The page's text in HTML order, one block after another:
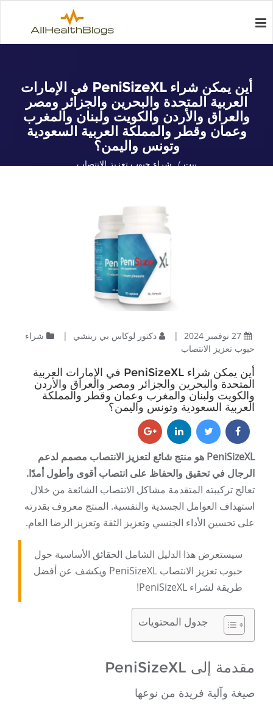
أين يمكن شراء PeniSizeXL في الإمارات
العربية المتحدة والبحرين والجزائر ومصر
والعراق والأردن والكويت ولبنان والمغرب
وعمان وقطر والمملكة العربية السعودية
وتونس واليمن؟
بيت
شراء حبوب تعزيز الانتصاب
27 نوفمبر 2024 | دكتور لوكاس بي ريتشي |
شراء
حبوب تعزيز الانتصاب
أين يمكن شراء PeniSizeXL في الإمارات العربية
المتحدة والبحرين والجزائر ومصر والعراق والأردن
والكويت ولبنان والمغرب وعمان وقطر والمملكة
العربية السعودية وتونس واليمن؟
PeniSizeXL هو منتج شائع لتعزيز الانتصاب مصمم لدعم
الرجال في تحقيق والحفاظ على انتصاب أقوى وأطول أمدًا.
تعالج تركيبته المتقدمة مشاكل الانتصاب الشائعة من خلال
استهداف العوامل الجسدية والنفسية. المنتج معروف بقدرته
على تحسين الأداء الجنسي وتعزيز الثقة وتعزيز الرضا العام.
سيستعرض هذا الدليل الشامل الحقائق الأساسية حول
حبوب تعزيز الانتصاب PeniSizeXL ويكشف عن أفضل
طريقة لشراء PeniSizeXL!
جدول المحتويات
مقدمة إلى PeniSizeXL
صيغة وآلية فريدة من نوعها